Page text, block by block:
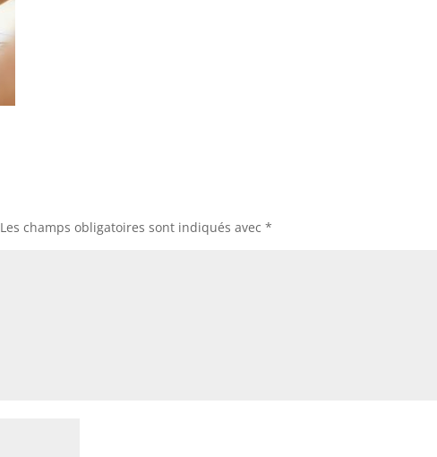
Les champs obligatoires sont indiqués avec*